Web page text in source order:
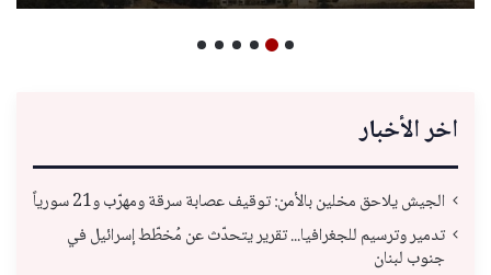
اخر الأخبار
الجيش يلاحق مخلين بالأمن: توقيف عصابة سرقة ومهرّب و21 سورياً
تدمير وترسيم للجغرافيا... تقرير يتحدّث عن مُخطّط إسرائيل في
جنوب لبنان